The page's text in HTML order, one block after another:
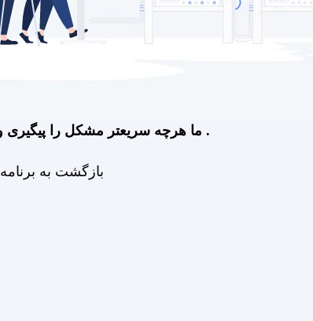
ما هرچه سریعتر مشکل را پیگیری و برطرف می کنیم .
بازگشت به برنامه